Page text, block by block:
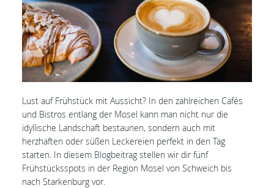
Lust auf Frühstück mit Aussicht? In den zahlreichen Cafés
und Bistros entlang der Mosel kann man nicht nur die
idyllische Landschaft bestaunen, sondern auch mit
herzhaften oder süßen Leckereien perfekt in den Tag
starten. In diesem Blogbeitrag stellen wir dir fünf
Frühstücksspots in der Region Mosel von Schweich bis
nach Starkenburg vor.